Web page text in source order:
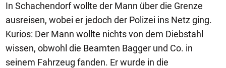
In Schachendorf wollte der Mann über die Grenze
ausreisen, wobei er jedoch der Polizei ins Netz ging.
Kurios: Der Mann wollte nichts von dem Diebstahl
wissen, obwohl die Beamten Bagger und Co. in
seinem Fahrzeug fanden. Er wurde in die